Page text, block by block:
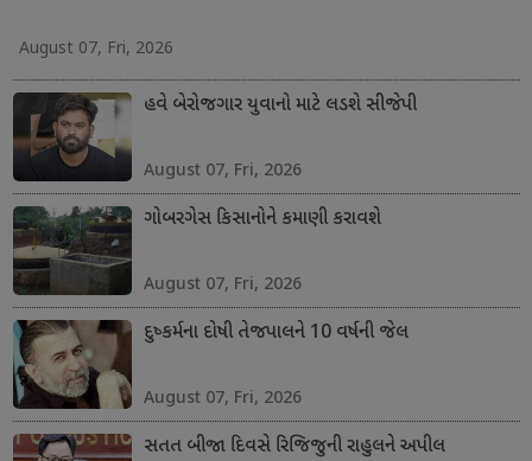
August 07, Fri, 2026
હવે બેરોજગાર યુવાનો માટે લડશે સીજેપી
August 07, Fri, 2026
ગોબરગેસ કિસાનોને કમાણી કરાવશે
August 07, Fri, 2026
દુષ્કર્મના દોષી તેજપાલને 10 વર્ષની જેલ
August 07, Fri, 2026
સતત બીજા દિવસે રિજિજુની રાહુલને અપીલ